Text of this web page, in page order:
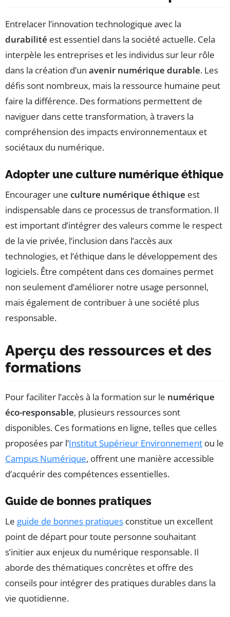
Entrelacer l’innovation technologique avec la
durabilité est essentiel dans la société actuelle. Cela
interpèle les entreprises et les individus sur leur rôle
dans la création d’un avenir numérique durable. Les
défis sont nombreux, mais la ressource humaine peut
faire la différence. Des formations permettent de
naviguer dans cette transformation, à travers la
compréhension des impacts environnementaux et
sociétaux du numérique.
Adopter une culture numérique éthique
Encourager une culture numérique éthique est
indispensable dans ce processus de transformation. Il
est important d’intégrer des valeurs comme le respect
de la vie privée, l’inclusion dans l’accès aux
technologies, et l’éthique dans le développement des
logiciels. Être compétent dans ces domaines permet
non seulement d’améliorer notre usage personnel,
mais également de contribuer à une société plus
responsable.
Aperçu des ressources et des
formations
Pour faciliter l’accès à la formation sur le numérique
éco-responsable, plusieurs ressources sont
disponibles. Ces formations en ligne, telles que celles
proposées par l’Institut Supérieur Environnement ou le
Campus Numérique, offrent une manière accessible
d’acquérir des compétences essentielles.
Guide de bonnes pratiques
Le guide de bonnes pratiques constitue un excellent
point de départ pour toute personne souhaitant
s’initier aux enjeux du numérique responsable. Il
aborde des thématiques concrètes et offre des
conseils pour intégrer des pratiques durables dans la
vie quotidienne.